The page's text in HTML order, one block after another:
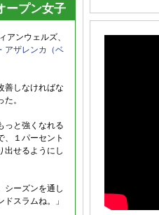
ープン女子
アンウェルズ、
アザレンカ（ベ
善しなければな
。
っと強くなれる
、１パーセント
出せるようにし
シーズンを通し
スラムね。」